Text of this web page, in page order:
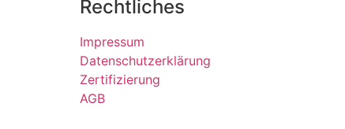
Rechtliches
Impressum
Datenschutzerklärung
Zertifizierung
AGB